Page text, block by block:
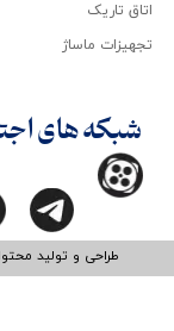
طراحی و تولید
اتاق تاریک
تجهیزات ماساژ
شبکه های